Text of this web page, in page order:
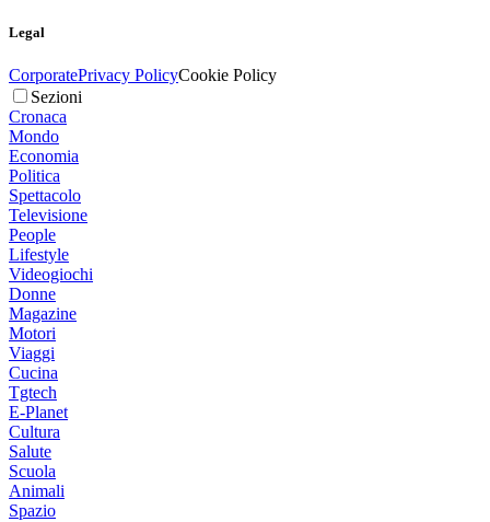
Legal
CorporatePrivacy PolicyCookie Policy
Sezioni
Cronaca
Mondo
Economia
Politica
Spettacolo
Televisione
People
Lifestyle
Videogiochi
Donne
Magazine
Motori
Viaggi
Cucina
Tgtech
E-Planet
Cultura
Salute
Scuola
Animali
Spazio